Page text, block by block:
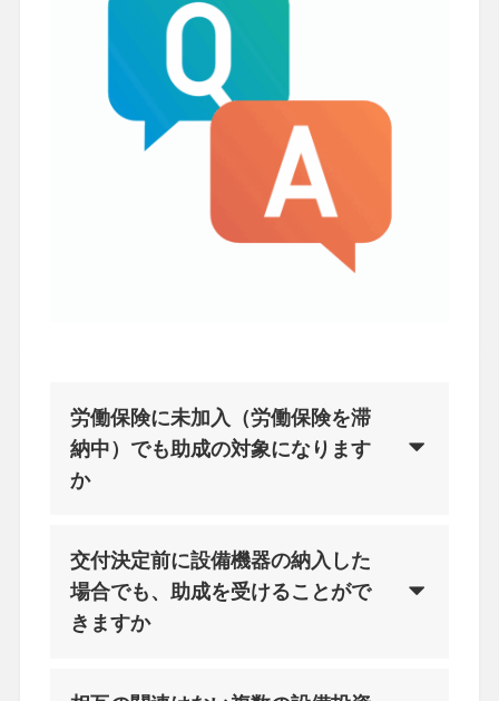
労働保険に未加入（労働保険を滞
納中）でも助成の対象になります
か
交付決定前に設備機器の納入した
場合でも、助成を受けることがで
きますか